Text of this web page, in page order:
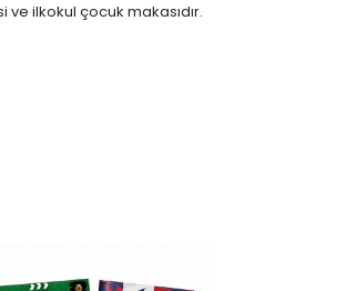
ve ilkokul çocuk makasıdır.